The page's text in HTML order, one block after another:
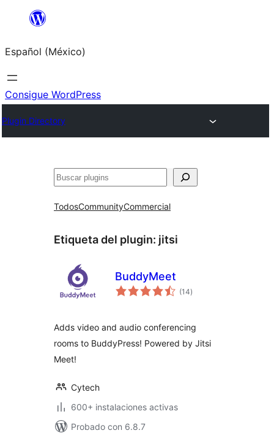
Saltar
contenido
Español (México)
Consigue WordPress
Plugin Directory
Buscar
TodosCommunityCommercial
Etiqueta del plugin: jitsi
BuddyMeet
(14total
de
)
Adds video and audio conferencing
rooms to BuddyPress! Powered by Jitsi
Meet!
Cytech
600+ instalaciones activas
Probado con 6.8.7